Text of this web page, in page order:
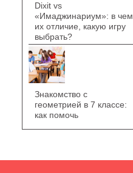
Dixit vs
«Имаджинариум»: в чем
их отличие, какую игру
выбрать?
Знакомство с
геометрией в 7 классе:
как помочь